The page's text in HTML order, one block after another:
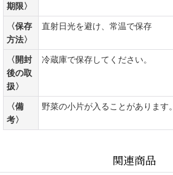
期限〉
〈保存
方法〉
直射日光を避け、常温で保存
〈開封
後の取
扱〉
冷蔵庫で保存してください。
〈備
考〉
野菜の小片が入ることがあります。
関連商品